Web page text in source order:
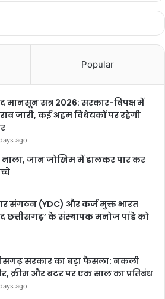
Popular
मानसून सत्र 2026: सरकार-विपक्ष में
जारी, कई अहम विधेयकों पर रहेगी
ago
जान जोखिम में डालकर पार कर
संगठन (YDC) और कर्ज मुक्त भारत
छत्तीसगढ़’ के संस्थापक मनोज पांडे को
सरकार का बड़ा फैसला: नकली
क्रीम और बटर पर एक साल का प्रतिबंध
ago